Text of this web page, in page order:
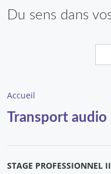
Du sens dans
Accueil
Transport audio
STAGE PROFESSIONNEL